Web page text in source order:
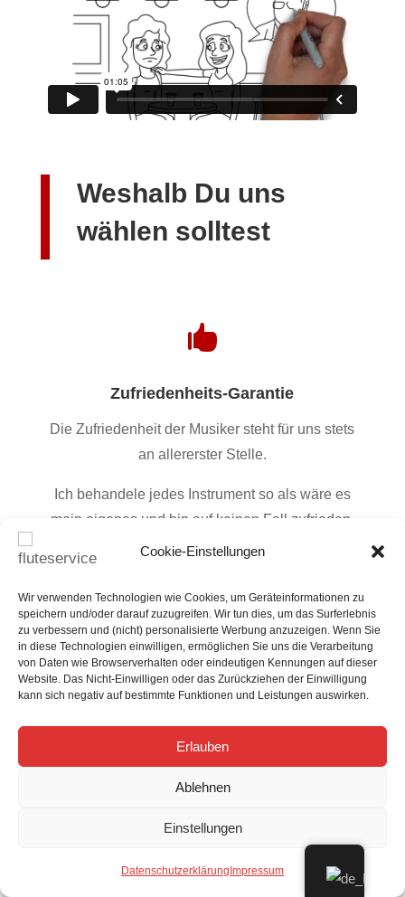
Cookie-Einstellungen
Wir verwenden Technologien wie Cookies, um Geräteinformationen zu
speichern und/oder darauf zuzugreifen. Wir tun dies, um das Surferlebnis
zu verbessern und (nicht) personalisierte Werbung anzuzeigen. Wenn Sie
in diese Technologien einwilligen, ermöglichen Sie uns die Verarbeitung
von Daten wie Browserverhalten oder eindeutigen Kennungen auf dieser
Website. Das Nicht-Einwilligen oder das Zurückziehen der Einwilligung
kann sich negativ auf bestimmte Funktionen und Leistungen auswirken.
Erlauben
Ablehnen
Einstellungen
Datenschutzerklärung Impressum
Weshalb Du uns
wählen solltest

Zufriedenheits-Garantie
Die Zufriedenheit der Musiker steht für uns stets
an allererster Stelle.
Ich behandele jedes Instrument so als wäre es
mein eigenes und bin auf keinen Fall zufrieden,
ehe du es nicht auch bist. Auf deinen COA-Service
Generalüberholung 12 Monate Garantie. Sollten
innerhalb dieser Zeit wider Erwarten
Nachregulierungen nötig sein, so werden diese
selbstverständlich kostenlos durchgeführt.

Professionelle Wartung
an unsere Arbeit, sondern auch an die Qualität der
von uns verwendeten Materialien. Wir verwenden